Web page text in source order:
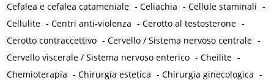
Cefalea e cefalea catameniale -Celiachia -Cellule staminali -
Cellulite -Centri anti-violenza -Cerotto al testosterone -
Cerotto contraccettivo -Cervello / Sistema nervoso centrale -
Cervello viscerale / Sistema nervoso enterico -Cheilite -
Chemioterapia -Chirurgia estetica -Chirurgia ginecologica -